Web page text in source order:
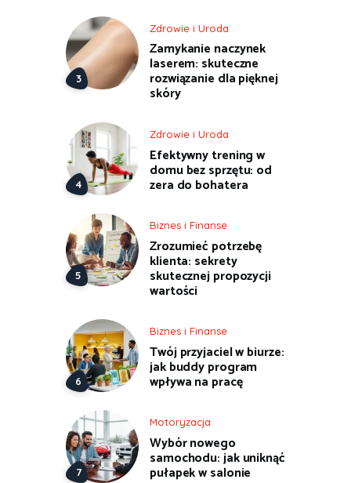
Zdrowie i Uroda
Zamykanie naczynek
laserem: skuteczne
rozwiązanie dla pięknej
skóry
Zdrowie i Uroda
Efektywny trening w
domu bez sprzętu: od
zera do bohatera
Biznes i Finanse
Zrozumieć potrzebę
klienta: sekrety
skutecznej propozycji
wartości
Biznes i Finanse
Twój przyjaciel w biurze:
jak buddy program
wpływa na pracę
Motoryzacja
Wybór nowego
samochodu: jak uniknąć
pułapek w salonie